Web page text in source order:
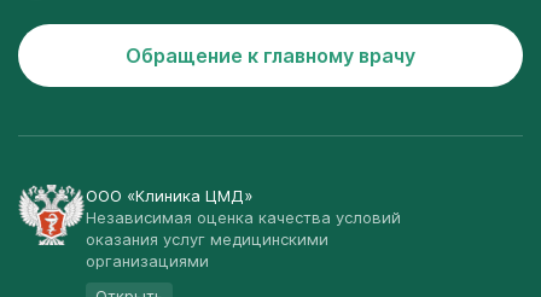
Обращение к главному врачу
ООО «Клиника ЦМД»
Независимая оценка качества условий
оказания услуг медицинскими
организациями